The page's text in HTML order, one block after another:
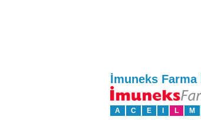
İmuneks
A C E L M